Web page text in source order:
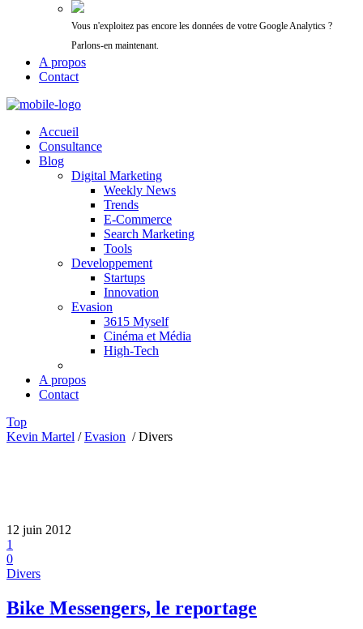
Vous n'exploitez pas encore les données de votre Google Analytics ?
Parlons-en maintenant.
A propos
Contact
Accueil
Consultance
Blog
Digital Marketing
Weekly News
Trends
E-Commerce
Search Marketing
Tools
Developpement
Startups
Innovation
Evasion
3615 Myself
Cinéma et Média
High-Tech
A propos
Contact
Top
Kevin Martel /Evasion /Divers
12 juin 2012
1
0
Divers
Bike Messengers, le reportage